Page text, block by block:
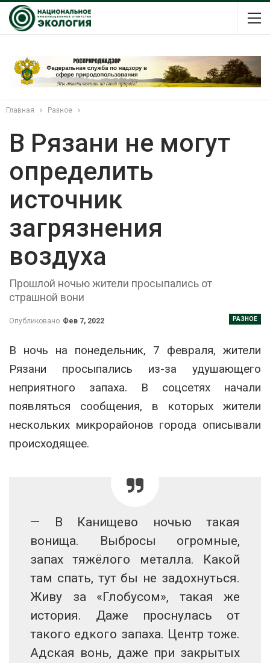
Главная Разное
В Рязани не могут
определить
источник
загрязнения
воздуха
Прошлой ночью жители просыпались от
страшной вони
РАЗНОЕ
Опубликовано Фев 7, 2022
В ночь на понедельник, 7 февраля, жители
Рязани просыпались из-за удушающего
неприятного запаха. В соцсетях начали
появляться сообщения, в которых жители
нескольких микрорайонов города описывали
происходящее.
— В Канищево ночью такая
вонища. Выбросы огромные,
запах тяжёлого металла. Какой
там спать, тут бы не задохнуться.
Живу за «Глобусом», такая же
история. Даже проснулась от
такого едкого запаха. Центр тоже.
Адская вонь, даже при закрытых